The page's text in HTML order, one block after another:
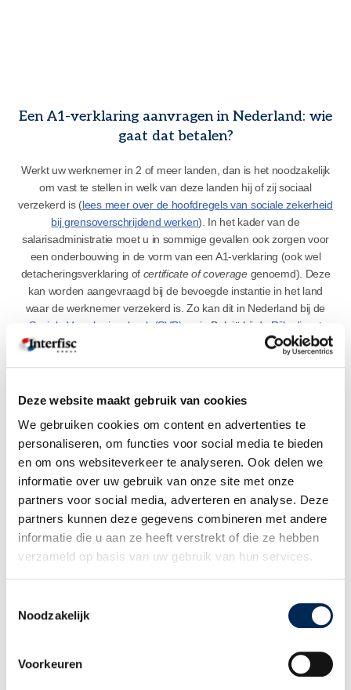
Deze website maakt gebruik van cookies
We gebruiken cookies om content en advertenties te
personaliseren, om functies voor social media te bieden
en om ons websiteverkeer te analyseren. Ook delen we
informatie over uw gebruik van onze site met onze
partners voor social media, adverteren en analyse. Deze
partners kunnen deze gegevens combineren met andere
informatie die u aan ze heeft verstrekt of die ze hebben
verzameld op basis van uw gebruik van hun services.
Noodzakelijk
Voorkeuren
Een A1-verklaring aanvragen in Nederland: wie
gaat dat betalen?
Werkt uw werknemer in 2 of meer landen, dan is het noodzakelijk
om vast te stellen in welk van deze landen hij of zij sociaal
verzekerd is (lees meer over de hoofdregels van sociale zekerheid
bij grensoverschrijdend werken). In het kader van de
salarisadministratie moet u in sommige gevallen ook zorgen voor
een onderbouwing in de vorm van een A1-verklaring (ook wel
detacheringsverklaring of certificate of coveragegenoemd). Deze
kan worden aangevraagd bij de bevoegde instantie in het land
waar de werknemer verzekerd is. Zo kan dit in Nederland bij de
Sociale Verzekeringsbank (SVB) en in België bij de Rijksdienst
belang hebben bij dit document, zijn er veel werkgevers die een A1
verklaring laten aanvragen door een dienstverlener, die daarvoor
kosten in rekening brengt. Recent bepaalde de Nederlandse
Belastingdienst dat dit in sommige gevallen een privé-voordeel
oplevert voor de werknemer, waarover belasting verschuldigd is.
Het standpunt van de Nederlandse Belastingdienst luidt als
volgt:
vormen geen loon voor de betrokken werknemer. Het is in geval
van detachering namelijk aan de werkgever om zijn
werken in